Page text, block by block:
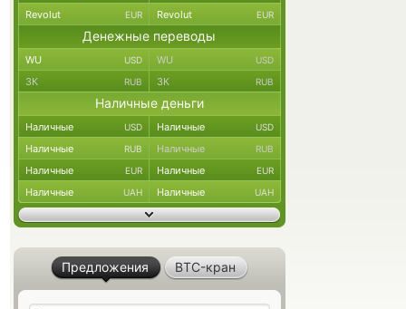
Revolut EUR Revolut EUR
Денежные переводы
WU USD WU USD
ЗК RUB ЗК RUB
Наличные деньги
Наличные USD Наличные USD
Наличные RUB Наличные RUB
Наличные EUR Наличные EUR
Наличные UAH Наличные UAH
Предложения BTC-кран